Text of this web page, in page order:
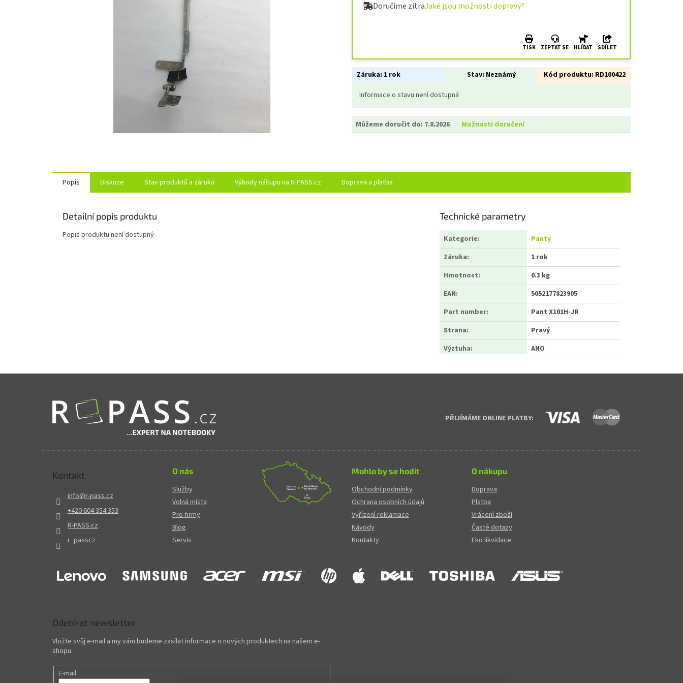
Doručíme zítraJaké jsou možnosti dopravy?
TISK ZEPTAT SE HLÍDAT SDÍLET
Záruka: 1 rok Stav: Neznámý Kód produktu: RD100422
Informace o stavu není dostupná
Můžeme doručit do: 7.8.2026 Možnosti doručení
Popis Diskuze Stav produktů a záruka Výhody nákupu na R-PASS.cz Doprava a platba
Detailní popis produktu
Popis produktu není dostupný
Technické parametry
Kategorie:
Panty
Záruka:
1 rok
Hmotnost:
0.3 kg
EAN:
5052177823905
Part number:
Pant X101H-JR
Strana:
Pravý
Výztuha: ANO
PŘIJÍMÁME ONLINE PLATBY:
Kontakt
info@r-pass.cz
+420 604 354 353
R-PASS.cz
r_passcz
O nás
Služby
Volná místa
Pro firmy
Blog
Servis
Mohlo by se hodit
Obchodní podmínky
Ochrana osobních údajů
Vyřízení reklamace
Návody
Kontakty
O nákupu
Doprava
Platba
Vrácení zboží
Časté dotazy
Eko likvidace
Odebírat newsletter
Vložte svůj e-mail a my vám budeme zasílat informace o nových produktech na našem e-
shopu.
E-mail